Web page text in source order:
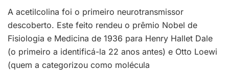
A acetilcolina foi o primeiro neurotransmissor
descoberto. Este feito rendeu o prêmio Nobel de
Fisiologia e Medicina de 1936 para Henry Hallet Dale
(o primeiro a identificá-la 22 anos antes) e Otto Loewi
(quem a categorizou como molécula